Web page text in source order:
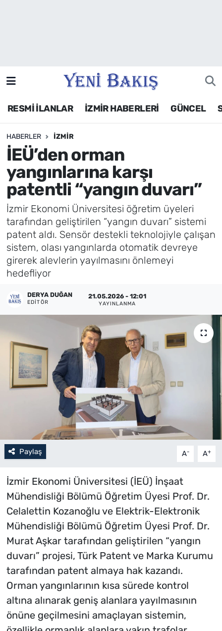
RESMİ İLANLAR İZMİR HABERLERİ GÜNCEL
HABERLER İZMIR
İEÜ’den orman
yangınlarına karşı
patentli “yangın duvarı”
İzmir Ekonomi Üniversitesi öğretim üyeleri
tarafından geliştirilen “yangın duvarı” sistemi
patent aldı. Sensör destekli teknolojiyle çalışan
sistem, olası yangınlarda otomatik devreye
girerek alevlerin yayılmasını önlemeyi
hedefliyor
DERYA DUĞAN
EDITÖR
21.05.2026 - 12:01
YAYINLANMA
Paylaş A- A+
İzmir Ekonomi Üniversitesi (İEÜ) İnşaat
Mühendisliği Bölümü Öğretim Üyesi Prof. Dr.
Celalettin Kozanoğlu ve Elektrik-Elektronik
Mühendisliği Bölümü Öğretim Üyesi Prof. Dr.
Murat Aşkar tarafından geliştirilen “yangın
duvarı” projesi, Türk Patent ve Marka Kurumu
tarafından patent almaya hak kazandı.
Orman yangınlarının kısa sürede kontrol
altına alınarak geniş alanlara yayılmasının
önüne geçilmesini amaçlayan sistemin,
Siyaset
Asayiş / Polis-Adliye
Spor
Magazin
Foto Galeri
Künye
İletişim